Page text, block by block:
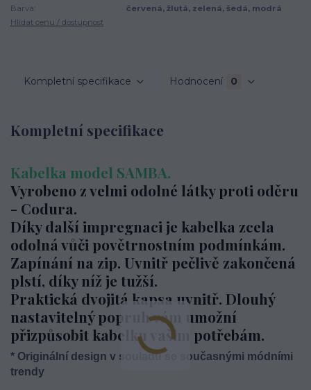
Barva:
červená, žlutá, zelená, šedá, modrá
Hlídat cenu / dostupnost
Kompletní specifikace Hodnocení 0
Kompletní specifikace
Kabelka model SAMBA.
Vyrobeno z velmi odolné látky proti oděru
- Codura.
Díky další impregnaci je kabelka zcela
odolná vůči povětrnostním podmínkám.
Zapínání na zip. Uvnitř pečlivě zakončená
plstí, díky níž je tužší.
Praktická dvojitá kapsa uvnitř. Dlouhý
nastavitelný popruh vám umožní
přizpůsobit kabelku vašim potřebám.
* Originální design v souladu se současnými módními
trendy